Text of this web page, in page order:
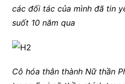
các đối tác của mình đã tin
suốt 10 năm qua
Cô hóa thân thành Nữ thần